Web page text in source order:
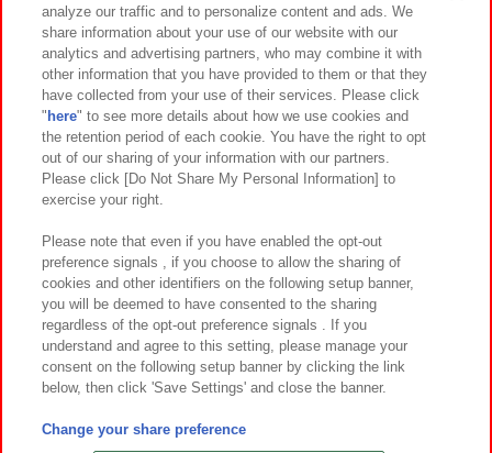
イベント・キャンペーン
関連会社 サステナビリティ サイトポリシー
プライバシーポリシー ウェブアクセシビリティ方針と検証結果
お取引先さまとともに
カスタマーハラスメント対応方針 よくあるご質問・お問い合わせ
©Bandai Namco Amusement Inc.
©Bandai Namco Amusement Lab Inc.
analyze our traffic and to personalize content and ads. We
share information about your use of our website with our
analytics and advertising partners, who may combine it with
other information that you have provided to them or that they
have collected from your use of their services. Please click
" here" to see more details about how we use cookies and
the retention period of each cookie. You have the right to opt
out of our sharing of your information with our partners.
Please click [Do Not Share My Personal Information] to
exercise your right.
Please note that even if you have enabled the opt-out
preference signals , if you choose to allow the sharing of
cookies and other identifiers on the following setup banner,
you will be deemed to have consented to the sharing
regardless of the opt-out preference signals . If you
understand and agree to this setting, please manage your
consent on the following setup banner by clicking the link
below, then click 'Save Settings' and close the banner.
Change your share preference